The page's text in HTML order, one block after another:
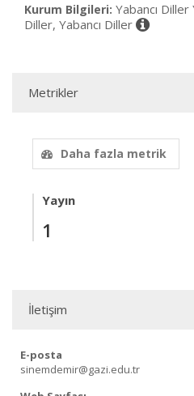
Kurum Bilgileri: Yabancı Diller
Diller, Yabancı Diller
Metrikler
Daha fazla metrik
Yayın
1
İletişim
E-posta
sinemdemir@gazi.edu.tr